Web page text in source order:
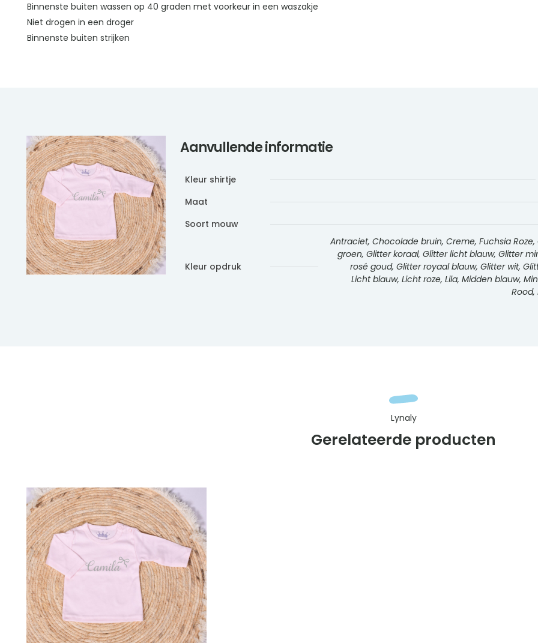
Binnenste buiten wassen op 40 graden met voorkeur in een waszakje
Niet drogen in een droger
Binnenste buiten strijken
Aanvullende informatie
Kleur shirtje
Maat
Soort mouw
Kleur opdruk
Antraciet, Chocolade bruin, Creme, Fuchsia
groen, Glitter koraal, Glitter licht blauw, Glitter
rosé goud, Glitter royaal blauw, Glitter wit,
Licht blauw, Licht roze, Lila, Midden blauw,
Rood,
Gerelateerde producten
Lynaly